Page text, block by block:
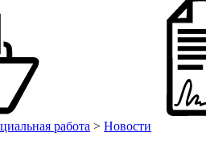
работа > Новости